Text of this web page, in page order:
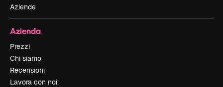
Aziende
Azienda
Prezzi
Chi siamo
Recensioni
Lavora con noi